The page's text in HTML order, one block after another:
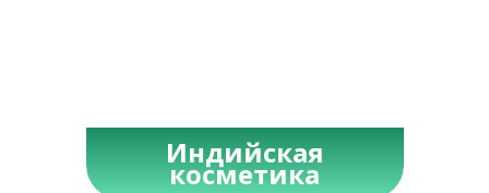
Индийская
косметика